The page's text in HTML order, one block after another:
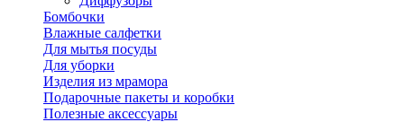
Бомбочки
Влажные салфетки
Для мытья посуды
Для уборки
Изделия из мрамора
Подарочные пакеты и коробки
Полезные аксессуары